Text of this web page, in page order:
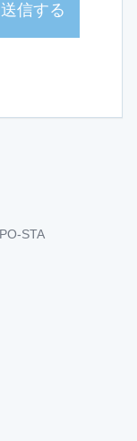
信する
STA